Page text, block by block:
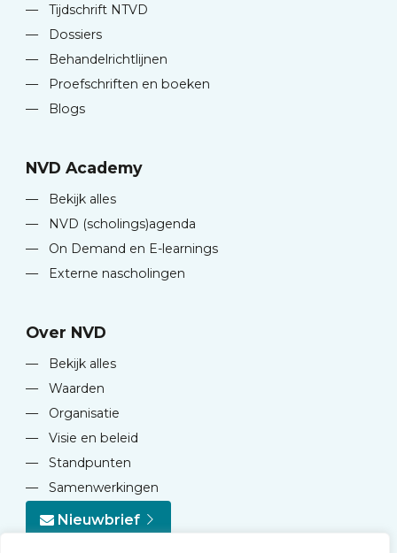
—
Tijdschrift NTVD
—
Dossiers
—
Behandelrichtlijnen
—
Proefschriften en boeken
—
Blogs
NVD Academy
—
Bekijk alles
—
NVD (scholings)agenda
—
On Demand en E-learnings
—
Externe nascholingen
Over NVD
—
Bekijk alles
—
Waarden
—
Organisatie
—
Visie en beleid
—
Standpunten
—
Samenwerkingen
Nieuwbrief